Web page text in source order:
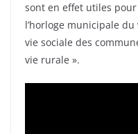
sont en effet utiles
l’horloge municipale
vie sociale des
vie rurale ».